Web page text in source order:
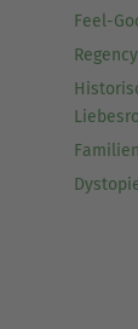
Feel-